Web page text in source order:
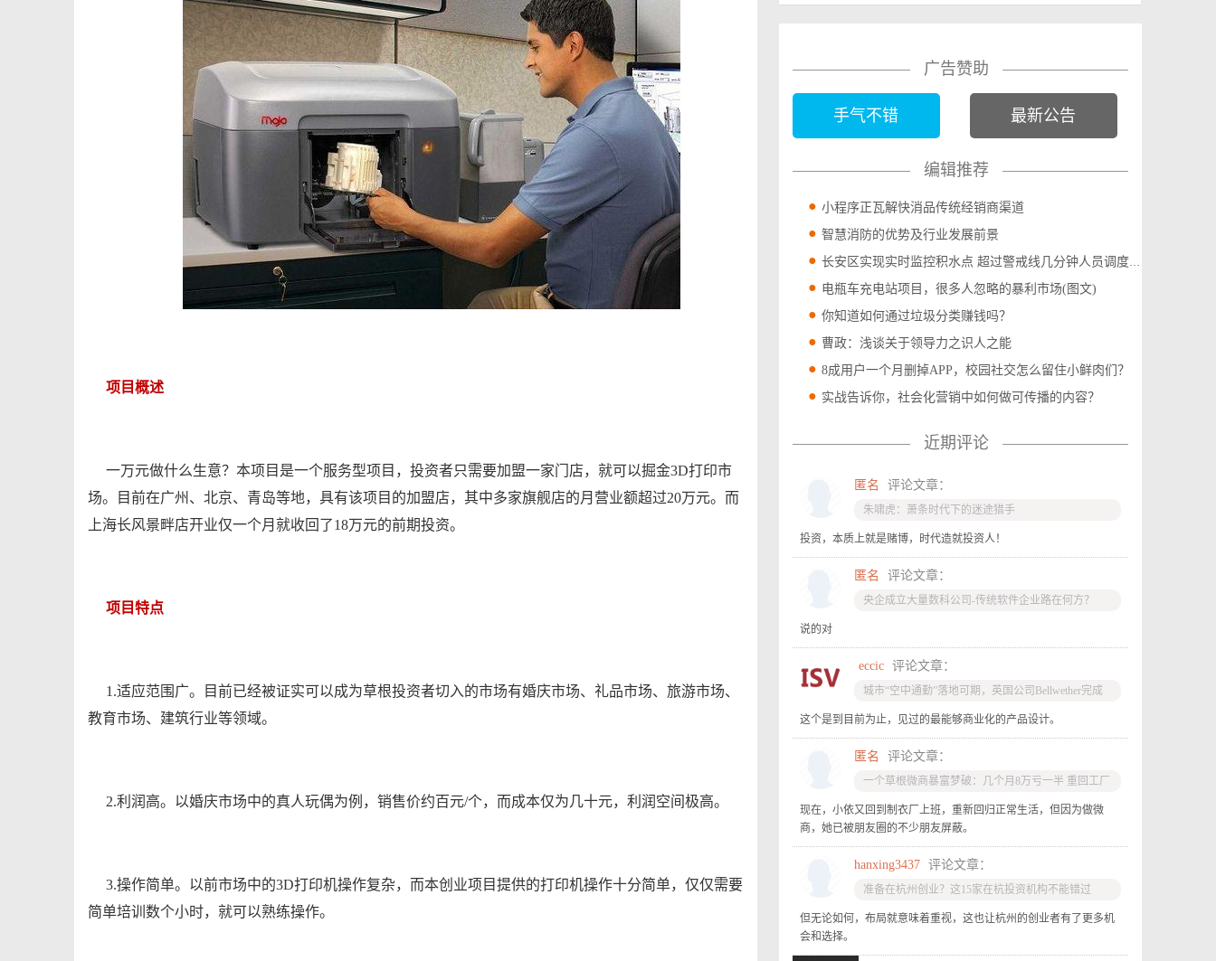
项目概述
一万元做什么生意？本项目是一个服务型项目，投资者只需要加盟一家门店，就可以掘金3D打印市
场。目前在广州、北京、青岛等地，具有该项目的加盟店，其中多家旗舰店的月营业额超过20万元。而
上海长风景畔店开业仅一个月就收回了18万元的前期投资。
项目特点
1.适应范围广。目前已经被证实可以成为草根投资者切入的市场有婚庆市场、礼品市场、旅游市场、
教育市场、建筑行业等领域。
2.利润高。以婚庆市场中的真人玩偶为例，销售价约百元/个，而成本仅为几十元，利润空间极高。
3.操作简单。以前市场中的3D打印机操作复杂，而本创业项目提供的打印机操作十分简单，仅仅需要
简单培训数个小时，就可以熟练操作。
广告赞助
手气不错 最新公告
编辑推荐
小程序正瓦解快消品传统经销商渠道
智慧消防的优势及行业发展前景
长安区实现实时监控积水点 超过警戒线几分钟人员调度到位(图文)
电瓶车充电站项目，很多人忽略的暴利市场(图文)
你知道如何通过垃圾分类赚钱吗？
曹政：浅谈关于领导力之识人之能
8成用户一个月删掉APP，校园社交怎么留住小鲜肉们？
实战告诉你，社会化营销中如何做可传播的内容？
近期评论
匿名 评论文章：
朱啸虎：萧条时代下的迷途猎手
投资，本质上就是赌博，时代造就投资人！
匿名 评论文章：
央企成立大量数科公司-传统软件企业路在何方？
说的对
eccic 评论文章：
城市“空中通勤”落地可期，英国公司Bellwether完成
这个是到目前为止，见过的最能够商业化的产品设计。
匿名 评论文章：
一个草根微商暴富梦破：几个月8万亏一半 重回工厂
现在，小依又回到制衣厂上班，重新回归正常生活，但因为做微
商，她已被朋友圈的不少朋友屏蔽。
hanxing3437 评论文章：
准备在杭州创业？这15家在杭投资机构不能错过
但无论如何，布局就意味着重视，这也让杭州的创业者有了更多机
会和选择。